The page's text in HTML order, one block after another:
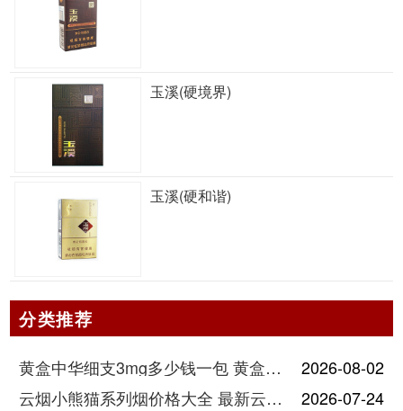
玉溪(硬境界)
玉溪(硬和谐)
分类推荐
黄盒中华细支3mg多少钱一包 黄盒中华细支3mg香烟价格查询
2026-08-02
云烟小熊猫系列烟价格大全 最新云烟小熊猫图片报价
2026-07-24